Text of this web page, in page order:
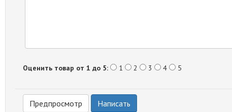
Оценить товар от 1 до 5: 1 2 3 4 5